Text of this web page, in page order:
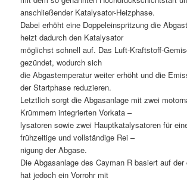
anschließender Katalysator-Heizphase.
Dabei erhöht eine Doppeleinspritzung die
heizt dadurch den Katalysator
möglichst schnell auf. Das Luft-Kraftstoff-
gezündet, wodurch sich
die Abgastemperatur weiter erhöht und die
der Startphase reduzieren.
Letztlich sorgt die Abgasanlage mit zwei
Krümmern integrierten Vorkata –
lysatoren sowie zwei Hauptkatalysatoren für
frühzeitige und vollständige Rei –
nigung der Abgase.
Die Abgasanlage des Cayman R basiert auf
hat jedoch ein Vorrohr mit